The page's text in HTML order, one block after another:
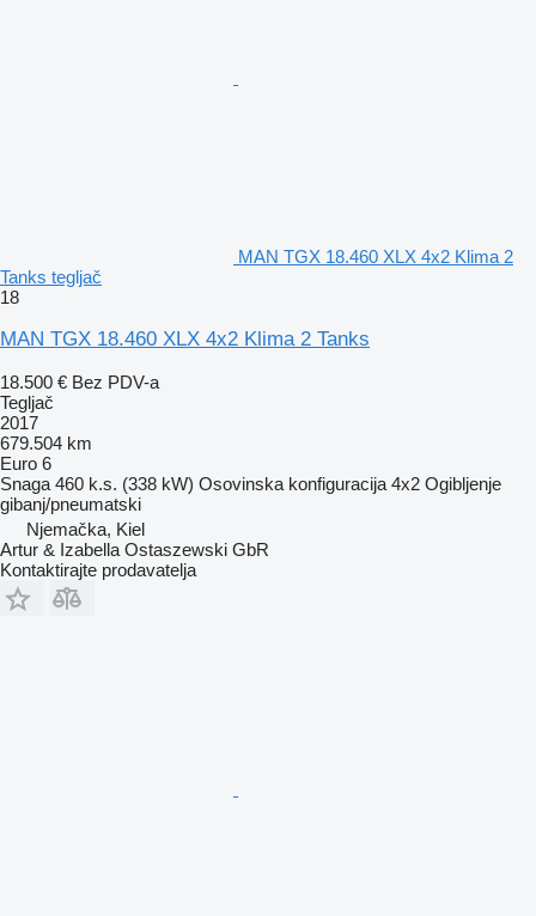
MAN TGX 18.460 XLX 4x2 Klima 2
Tanks tegljač
18
MAN TGX 18.460 XLX 4x2 Klima 2 Tanks
18.500 € Bez PDV-a
Tegljač
2017
679.504 km
Euro 6
Snaga 460 k.s. (338 kW) Osovinska konfiguracija 4x2 Ogibljenje
gibanj/pneumatski
Njemačka, Kiel
Artur & Izabella Ostaszewski GbR
Kontaktirajte prodavatelja